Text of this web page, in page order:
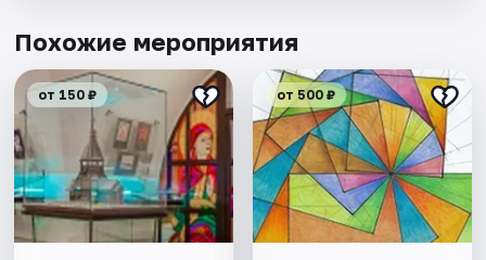
Похожие мероприятия
от 150 ₽ от 500 ₽